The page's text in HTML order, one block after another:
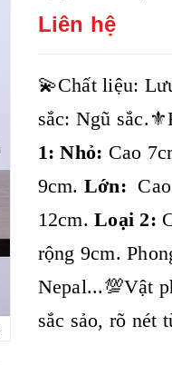
Liên hệ
💫Chất liệu:
sắc: Ngũ
1: Nhỏ: Cao
9cm. Lớn:
12cm. Loại 2:
rộng 9cm. P
Nepal...💯Vật
sắc sảo, rõ nét